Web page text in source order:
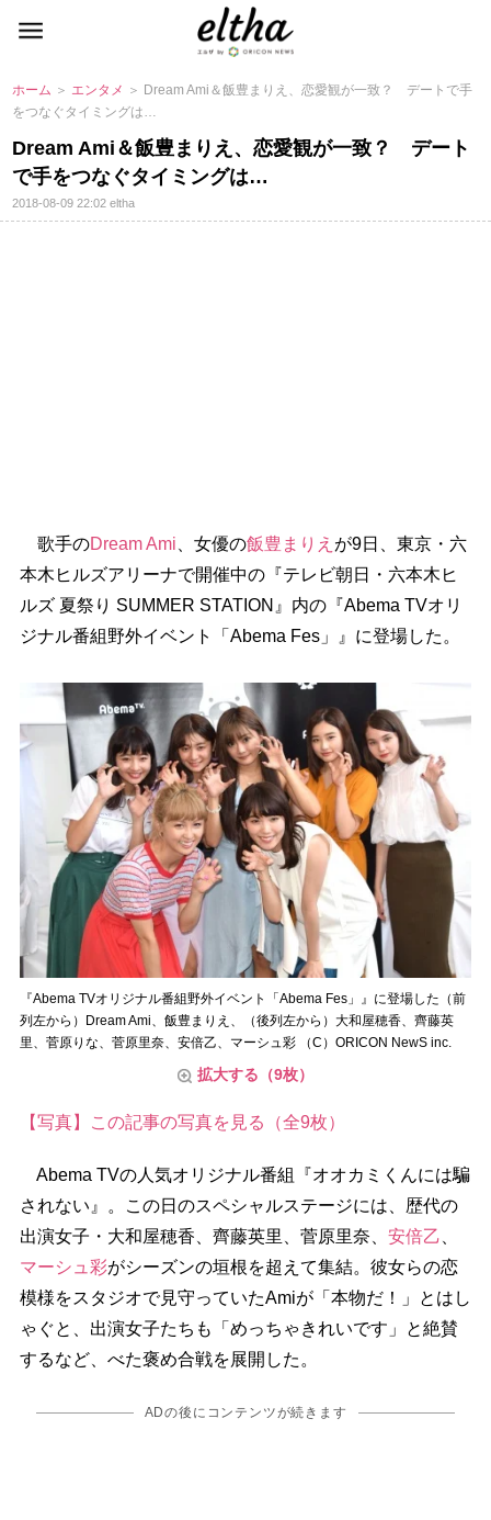
ホーム ＞ エンタメ ＞ Dream Ami＆飯豊まりえ、恋愛観が一致？ デートで手
をつなぐタイミングは…
Dream Ami＆飯豊まりえ、恋愛観が一致？ デート
で手をつなぐタイミングは…
2018-08-09 22:02eltha
歌手のDream Ami 、女優の飯豊まりえ が9日、東京・六
本木ヒルズアリーナで開催中の『テレビ朝日・六本木ヒ
ルズ 夏祭り SUMMER STATION』内の『Abema TVオリ
ジナル番組野外イベント「Abema Fes」』に登場した。
『Abema TVオリジナル番組野外イベント「Abema Fes」』に登場した（前
列左から）Dream Ami、飯豊まりえ、（後列左から）大和屋穂香、齊藤英
里、菅原りな、菅原里奈、安倍乙、マーシュ彩 （C）ORICON NewS inc.
拡大する（9枚）
【写真】この記事の写真を見る（全9枚）
Abema TVの人気オリジナル番組『オオカミくんには騙
されない』。この日のスペシャルステージには、歴代の
出演女子・大和屋穂香、齊藤英里、菅原里奈、 安倍乙
マーシュ彩がシーズンの垣根を超えて集結。彼女らの恋
模様をスタジオで見守っていたAmiが「本物だ！」とはし
ゃぐと、出演女子たちも「めっちゃきれいです」と絶賛
するなど、べた褒め合戦を展開した。
ADの後にコンテンツが続きます